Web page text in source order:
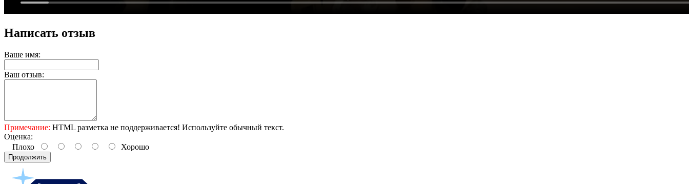
Написать отзыв
Ваше имя:
Ваш отзыв:
Примечание: HTML разметка не поддерживается! Используйте обычный текст.
Оценка:
Плохо
Хорошо
Продолжить